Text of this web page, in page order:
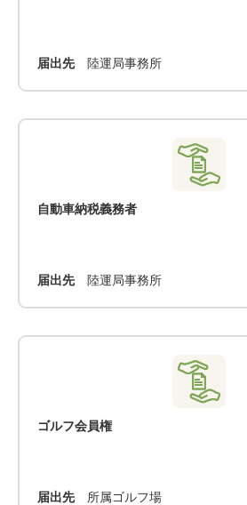
届出先陸運局事務所
自動車納税義務者
届出先陸運局事務所
ゴルフ会員権
届出先所属ゴルフ場